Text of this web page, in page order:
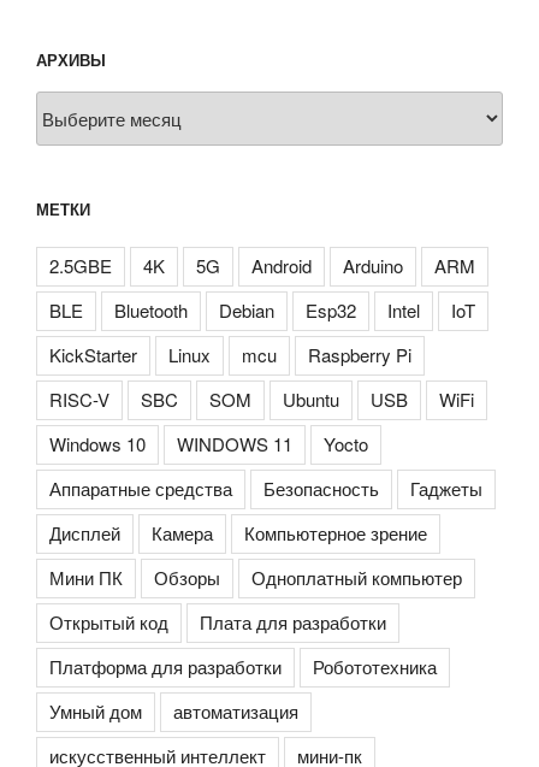
АРХИВЫ
МЕТКИ
2.5GBE 4K 5G Android Arduino
ARM
BLE
Bluetooth Debian Esp32 Intel
IoT
KickStarter
Linux mcu
Raspberry Pi
RISC-V
SBC SOM Ubuntu USB
WiFi
Windows 10
WINDOWS 11
Yocto
Аппаратные средства
Безопасность
Гаджеты
Дисплей
Камера
Компьютерное зрение
Мини ПК
Обзоры
Одноплатный компьютер
Открытый код
Плата для разработки
Платформа для разработки
Робототехника
Умный дом
автоматизация
искусственный интеллект
мини-пк